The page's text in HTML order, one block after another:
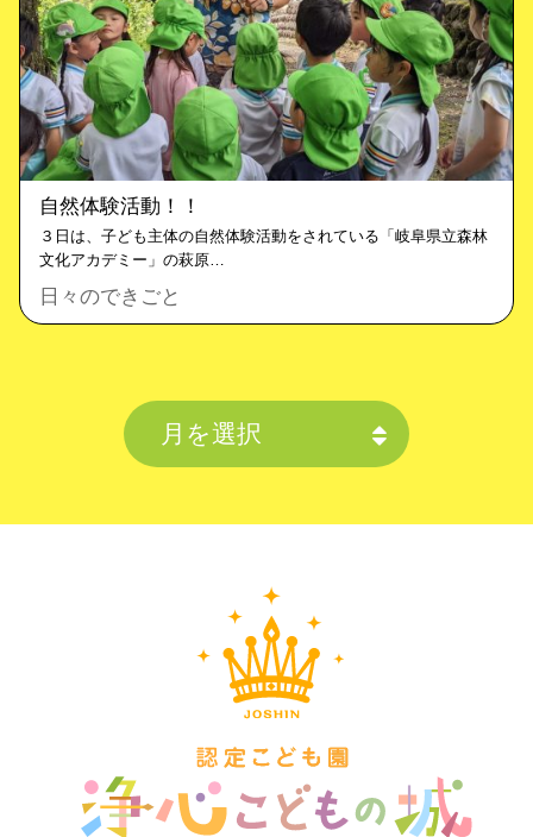
自然体験活動！！
３日は、子ども主体の自然体験活動をされている「岐阜県立森林
文化アカデミー」の萩原…
日々のできごと